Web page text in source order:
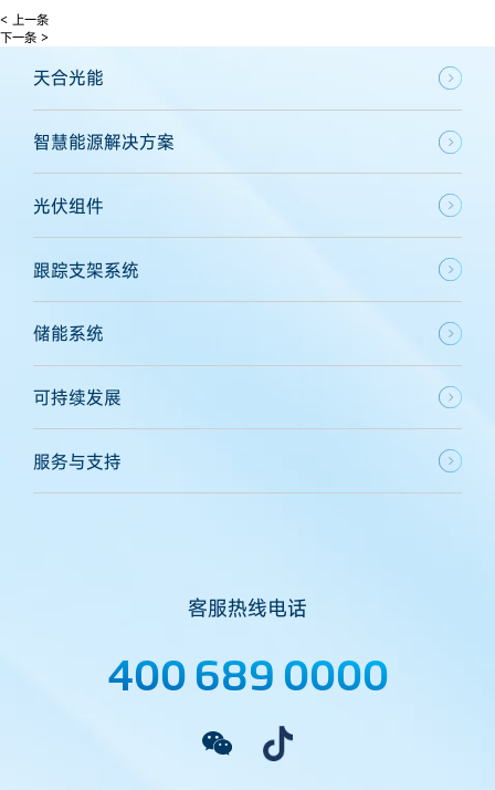
< 上一条
下一条 >
天合光能
智慧能源解决方案
光伏组件
跟踪支架系统
储能系统
可持续发展
服务与支持
客服热线电话
400 689 0000